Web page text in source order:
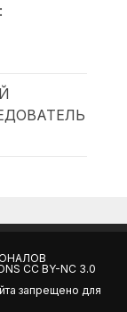
CC BY-NC 3.0
запрещено для